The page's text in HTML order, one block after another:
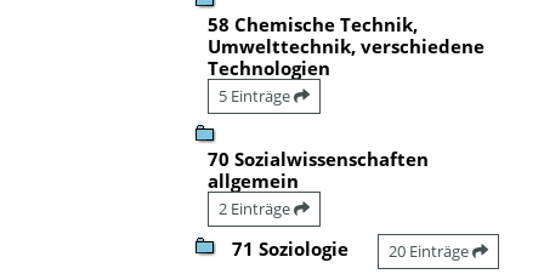
58 Chemische Technik,
Umwelttechnik, verschiedene
Technologien
5 Einträge
70 Sozialwissenschaften
allgemein
2 Einträge
71 Soziologie 20 Einträge